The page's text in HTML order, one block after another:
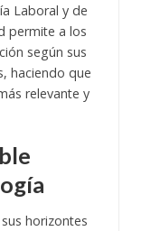
Laboral y de
permite a los
según sus
haciendo que
relevante y
horizontes